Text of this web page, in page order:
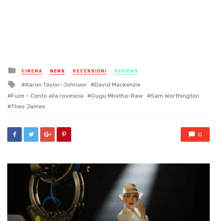
Posted
in
CINEMA NEWS RECENSIONI REVIEWS
Tagged
with
Aaron Taylor-Johnson
David Mackenzie
Fuze – Conto alla rovescia
Gugu Mbatha-Raw
Sam Worthington
Theo James
0